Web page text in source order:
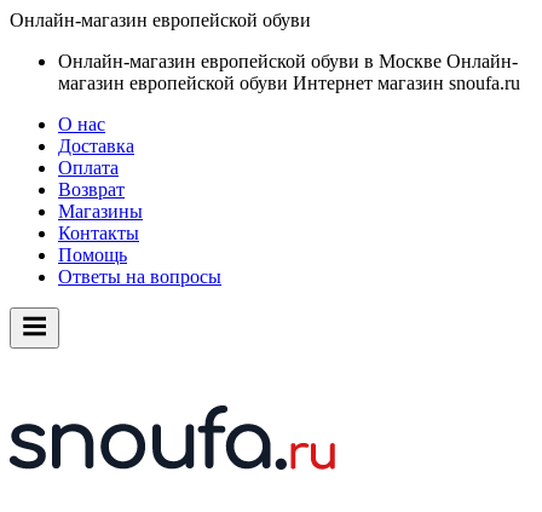
Онлайн-магазин европейской обуви
Онлайн-магазин европейской обуви в Москве Онлайн-
магазин европейской обуви Интернет магазин snoufa.ru
О нас
Доставка
Оплата
Возврат
Магазины
Контакты
Помощь
Ответы на вопросы